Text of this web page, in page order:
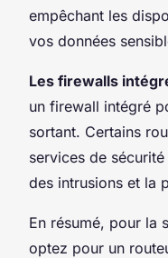
empêchant les
vos données
Les firewalls
un firewall intégré
sortant. Certains
services de
des intrusions et la
En résumé, pour la
optez pour un